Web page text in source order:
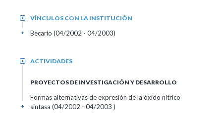
VÍNCULOS CON LA INSTITUCIÓN
+
Becario (04/2002 - 04/2003)
+
ACTIVIDADES
+
PROYECTOS DE INVESTIGACIÓN Y DESARROLLO
Formas alternativas de expresión de la óxido nítrico
sintasa (04/2002 - 04/2003 )
+